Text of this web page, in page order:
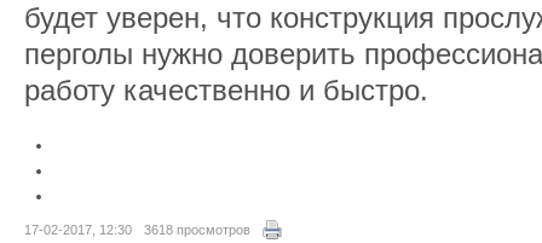
будет уверен, что конструкция
перголы нужно доверить
работу качественно и быстро.
17-02-2017, 12:30 3618 просмотров